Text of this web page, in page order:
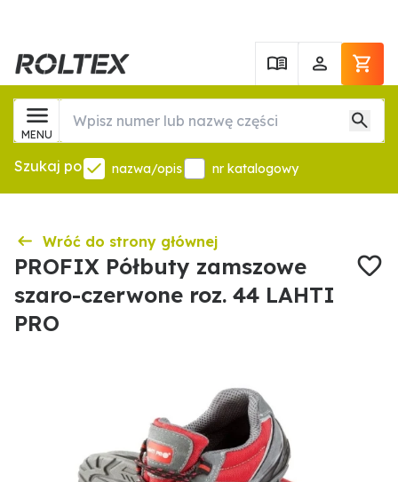
MENU
Szukaj po nazwa/opis nr katalogowy
Wróć do strony głównej
PROFIX Półbuty zamszowe
szaro-czerwone roz. 44 LAHTI
PRO